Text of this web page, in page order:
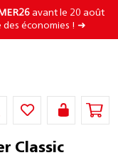
avant le 20 août
des économies ! ➜
Classic